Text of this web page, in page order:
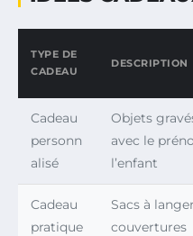
TYPE DE
CADEAU
DESCRIPTION
Cadeau
personn
alisé
Objets
avec le
l’enfant
Cadeau
pratique
Sacs à
couvertures